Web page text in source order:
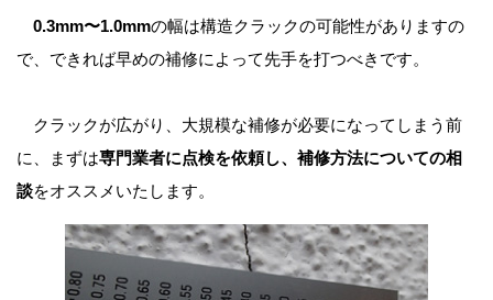
0.3mm〜1.0mmの幅は構造クラックの可能性がありますの
で、できれば早めの補修によって先手を打つべきです。
クラックが広がり、大規模な補修が必要になってしまう前
に、まずは専門業者に点検を依頼し、補修方法についての相
談をオススメいたします。